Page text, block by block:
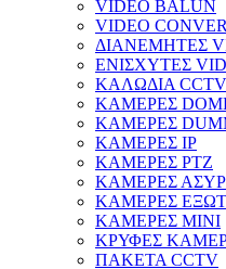
VIDEO BALUN
VIDEO
ΔΙΑΝΕΜΗΤΕΣ
ΕΝΙΣΧΥΤΕΣ
ΚΑΛΩΔΙΑ CCTV
ΚΑΜΕΡΕΣ
ΚΑΜΕΡΕΣ
ΚΑΜΕΡΕΣ IP
ΚΑΜΕΡΕΣ PTZ
ΚΑΜΕΡΕΣ
ΚΑΜΕΡΕΣ
ΚΑΜΕΡΕΣ ΜΙΝΙ
ΚΡΥΦΕΣ
ΠΑΚΕΤΑ CCTV